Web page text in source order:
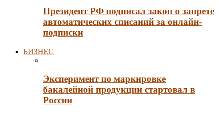
Президент РФ подписал закон о запрете
автоматических списаний за онлайн-
подписки
БИЗНЕС
Эксперимент по маркировке
бакалейной продукции стартовал в
России